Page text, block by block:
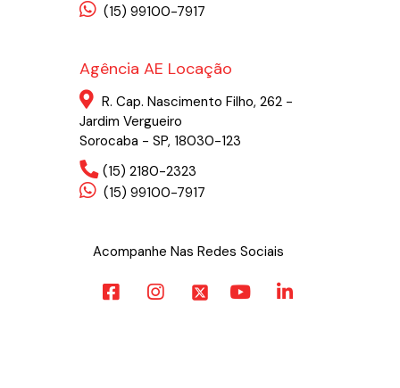
(15) 99100-7917
Agência AE Locação
R. Cap. Nascimento Filho, 262 -
Jardim Vergueiro
Sorocaba - SP, 18030-123
(15) 2180-2323
(15) 99100-7917
Acompanhe Nas Redes Sociais